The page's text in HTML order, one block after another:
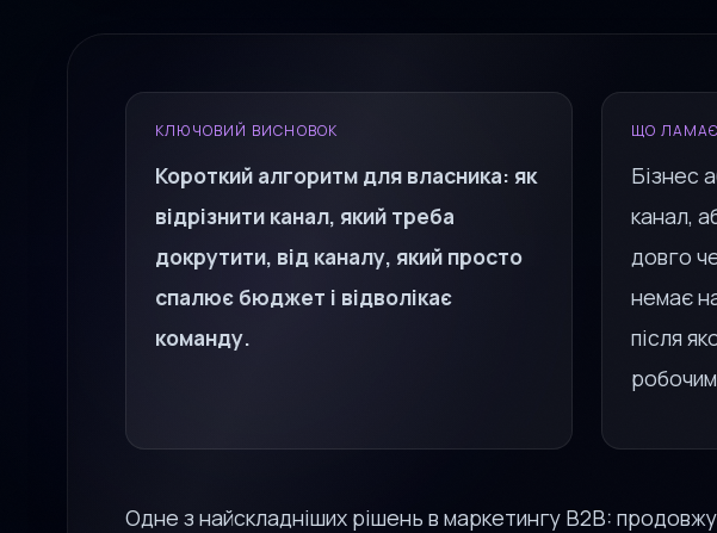
КЛЮЧОВИЙ ВИСНОВОК
Короткий алгоритм для власника: як
відрізнити канал, який треба
докрутити, від каналу, який просто
спалює бюджет і відволікає
команду.
ЩО ЛАМАЄ
Бізнес
канал,
довго
немає
після
Одне з найскладніших рішень в маркетингу B2B: